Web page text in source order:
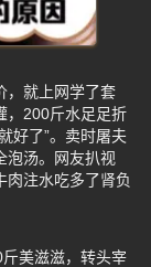
，就上网学了套
，200斤水足足折
好了”。卖时屠夫
泡汤。网友扒视
肉注水吃多了肾负
美滋滋，转头宰